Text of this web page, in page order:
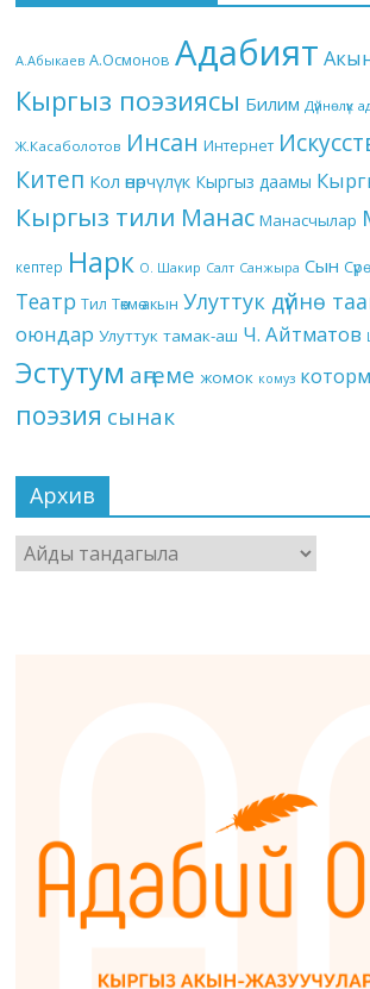
А.Абыкаев А.Осмонов Адабият
Кыргыз поэзиясы Билим Дүйнөлүк
Ж.Касаболотов Инсан Интернет
Китеп Кол өнөрчүлүк Кыргыз даамы
Кыргыз тили Манас Манасчылар
кептер Нарк О. Шакир Салт Санжыра Сын
Театр Тил Төкмө акын Улуттук дүйнө
оюндар Улуттук тамак-аш Ч. Айтматов
Эстутум аңгеме жомок комуз
поэзия сынак
Архив
Архив